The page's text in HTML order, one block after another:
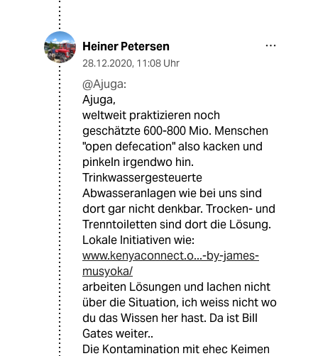
Heiner Petersen
28.12.2020, 11:08 Uhr
@Ajuga:
Ajuga,
weltweit praktizieren noch
geschätzte 600-800 Mio. Menschen
"open defecation" also kacken und
pinkeln irgendwo hin.
Trinkwassergesteuerte
Abwasseranlagen wie bei uns sind
dort gar nicht denkbar. Trocken- und
Trenntoiletten sind dort die Lösung.
Lokale Initiativen wie:
www.kenyaconnect.o...-by-james-
musyoka/
arbeiten Lösungen und lachen nicht
über die Situation, ich weiss nicht wo
du das Wissen her hast. Da ist Bill
Gates weiter..
Die Kontamination mit ehec Keimen